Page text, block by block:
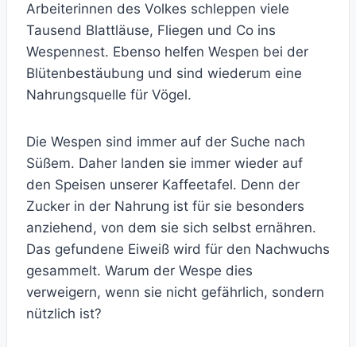
Arbeiterinnen des Volkes schleppen viele
Tausend Blattläuse, Fliegen und Co ins
Wespennest. Ebenso helfen Wespen bei der
Blütenbestäubung und sind wiederum eine
Nahrungsquelle für Vögel.
Die Wespen sind immer auf der Suche nach
Süßem. Daher landen sie immer wieder auf
den Speisen unserer Kaffeetafel. Denn der
Zucker in der Nahrung ist für sie besonders
anziehend, von dem sie sich selbst ernähren.
Das gefundene Eiweiß wird für den Nachwuchs
gesammelt. Warum der Wespe dies
verweigern, wenn sie nicht gefährlich, sondern
nützlich ist?